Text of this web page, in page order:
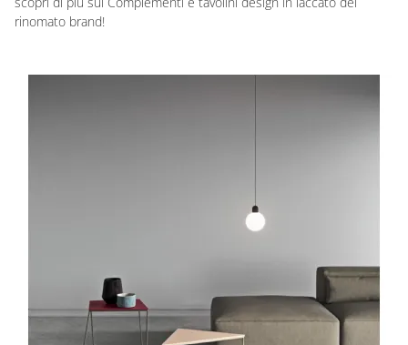
rinomato brand!